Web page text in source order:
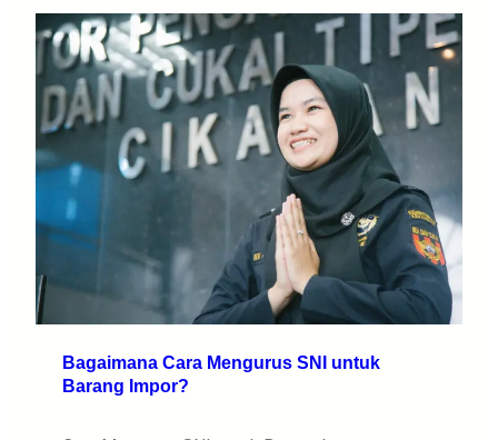
Bagaimana Cara Mengurus SNI untuk
Barang Impor?